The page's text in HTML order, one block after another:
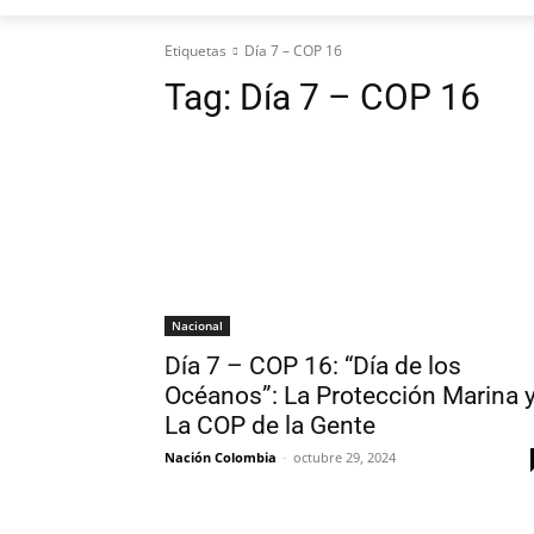
Etiquetas Día 7 – COP 16
Tag: Día 7 – COP 16
Nacional
Día 7 – COP 16: “Día de los
Océanos”: La Protección Marina
La COP de la Gente
Nación Colombia - octubre 29, 2024